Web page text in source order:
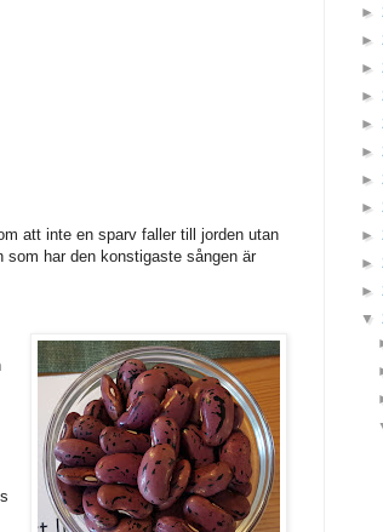
att inte en sparv faller till jorden utan
har den konstigaste sången är
►
►
►
►
►
►
►
►
►
►
►
▼